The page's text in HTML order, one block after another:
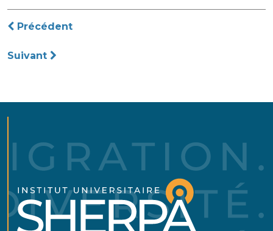
Navigation
l’article
Précédent
Suivant